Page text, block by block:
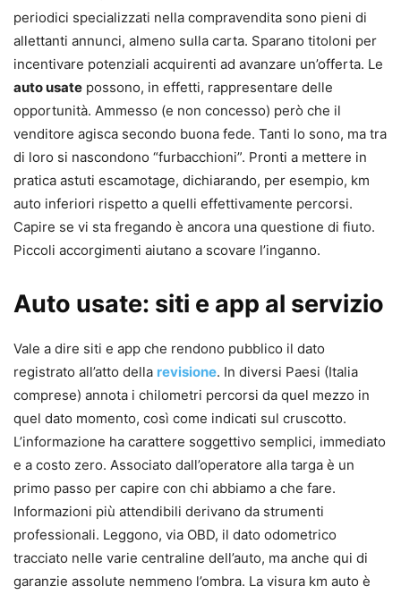
periodici specializzati nella compravendita sono pieni di
allettanti annunci, almeno sulla carta. Sparano titoloni per
incentivare potenziali acquirenti ad avanzare un’offerta. Le
auto usate possono, in effetti, rappresentare delle
opportunità. Ammesso (e non concesso) però che il
venditore agisca secondo buona fede. Tanti lo sono, ma tra
di loro si nascondono “furbacchioni”. Pronti a mettere in
pratica astuti escamotage, dichiarando, per esempio, km
auto inferiori rispetto a quelli effettivamente percorsi.
Capire se vi sta fregando è ancora una questione di fiuto.
Piccoli accorgimenti aiutano a scovare l’inganno.
Auto usate: siti e app al servizio
Vale a dire siti e app che rendono pubblico il dato
registrato all’atto della revisione. In diversi Paesi (Italia
comprese) annota i chilometri percorsi da quel mezzo in
quel dato momento, così come indicati sul cruscotto.
L’informazione ha carattere soggettivo semplici, immediato
e a costo zero. Associato dall’operatore alla targa è un
primo passo per capire con chi abbiamo a che fare.
Informazioni più attendibili derivano da strumenti
professionali. Leggono, via OBD, il dato odometrico
tracciato nelle varie centraline dell’auto, ma anche qui di
garanzie assolute nemmeno l’ombra. La visura km auto è